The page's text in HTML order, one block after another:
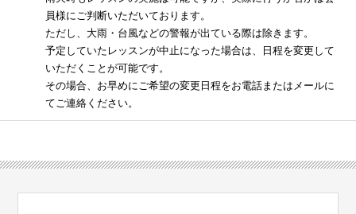
員様にご判断いただいております。
ただし、大雨・台風などの警報が出ている際は除きます。
予定していたレッスンが中止になった場合は、日程を変更して
いただくことが可能です。
その場合、お早めにご希望の変更日程をお電話またはメールに
てご連絡ください。